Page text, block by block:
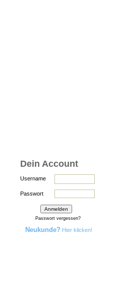
Dein Account
Username
Passwort
Passwort vergessen?
Neukunde? Hier klicken!